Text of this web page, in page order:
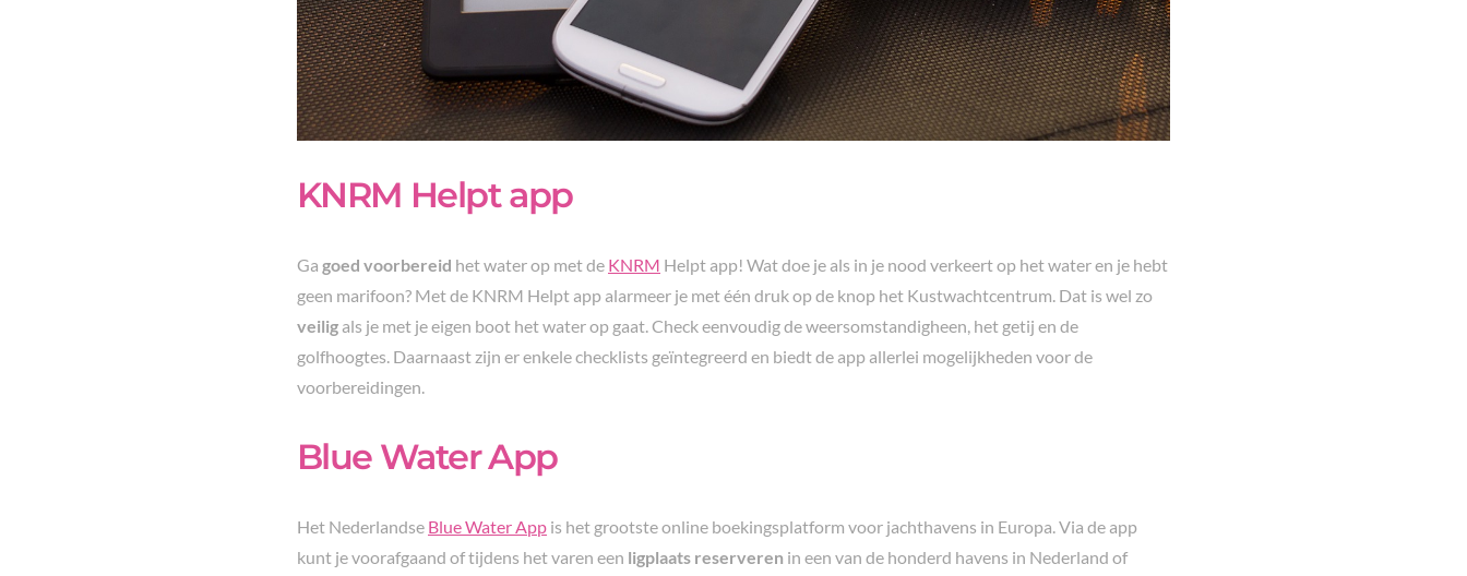
KNRM Helpt app
Ga goed voorbereid het water op met de KNRM Helpt app! Wat doe je als in je nood verkeert op het water en je hebt
geen marifoon? Met de KNRM Helpt app alarmeer je met één druk op de knop het Kustwachtcentrum. Dat is wel zo
veilig als je met je eigen boot het water op gaat. Check eenvoudig de weersomstandigheen, het getij en de
golfhoogtes. Daarnaast zijn er enkele checklists geïntegreerd en biedt de app allerlei mogelijkheden voor de
voorbereidingen.
Blue Water App
Het Nederlandse Blue Water App is het grootste online boekingsplatform voor jachthavens in Europa. Via de app
kunt je voorafgaand of tijdens het varen een ligplaats reserveren in een van de honderd havens in Nederland of